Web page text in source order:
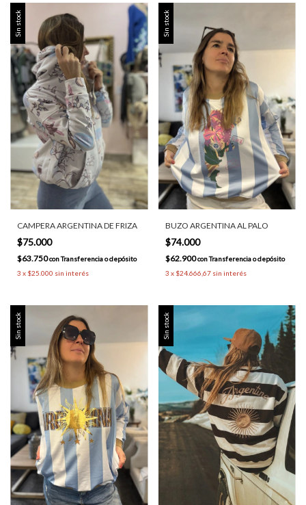
Sin stock
CAMPERA ARGENTINA DE FRIZA
$75.000
$63.750conTransferencia o depósito
3 x $25.000 sin interés
Sin stock
BUZO ARGENTINA AL PALO
$74.000
$62.900conTransferencia o depósito
3 x $24.666,67 sin interés
Sin stock Sin stock